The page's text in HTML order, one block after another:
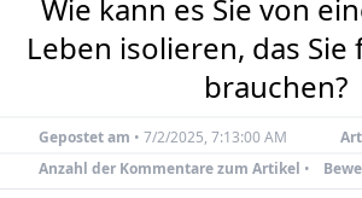
Wie kann es Sie von
Leben isolieren, das
brauchen?
Gepostet am • 7/2/2025, 7:13:00 AM
Anzahl der Kommentare zum Artikel •